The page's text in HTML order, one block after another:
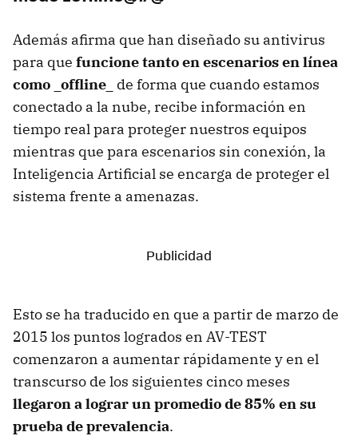
Además afirma que han diseñado su antivirus
para que funcione tanto en escenarios en línea
como _offline_
de forma que cuando estamos
conectado a la nube, recibe información en
tiempo real para proteger nuestros equipos
mientras que para escenarios sin conexión, la
Inteligencia Artificial se encarga de proteger el
sistema frente a amenazas.
Esto se ha traducido en que a partir de marzo de
2015 los puntos logrados en AV-TEST
comenzaron a aumentar rápidamente y en el
transcurso de los siguientes cinco meses
llegaron a lograr un promedio de 85% en su
prueba de prevalencia.